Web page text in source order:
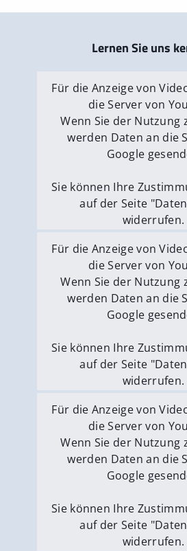
Lernen Sie uns
Für die Anzeige von
die Server von
Wenn Sie der Nutzung
werden Daten an die
Google
Sie können Ihre
auf der Seite
widerrufen.
Externe Medien
Für die Anzeige von
die Server von
Wenn Sie der Nutzung
werden Daten an die
Google
Sie können Ihre
auf der Seite
widerrufen.
Externe Medien
Für die Anzeige von
die Server von
Wenn Sie der Nutzung
werden Daten an die
Google
Sie können Ihre
auf der Seite
widerrufen.